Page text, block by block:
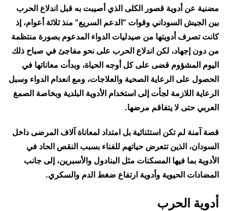
مضنية عن أدوية قصور الكلى الذي أصيبت به قبل اندلاع الحرب
بين الجيش السوداني وقوات “الدعم السريع” منذ ثلاثة أعوام، إذ
كانت تصرف أدويتها من صيدليات الدواء المدعوم بصورة منتظمة
من دون إجهاد، لكن اندلاع الحرب على نحو مفاجئ في صباح ذلك
اليوم المشؤوم قضى على كل أوجه الحياة، وبدأت معاناتها في
الحصول على الرعاية الصحية والعلاجات، ومع انعدام الدواء وسبل
الرعاية اللازمة لجأت إلى استخدام الأدوية البلدية وبخاصة الصمغ
العربي حتى لا يتفاقم مرضها.
قصة آمنة لم تكن استثنائية بل امتداد لمعاناة آلاف المرضى داخل
السودان، الذين تتعرض حياتهم للفناء بسبب النقص الحاد في
الأدوية بما فيها المسكنات مثل البنادول والأسبرين، إلى جانب
المضادات الحيوية وأدوية ارتفاع ضغط الدم والسكري.
أدوية الحرب